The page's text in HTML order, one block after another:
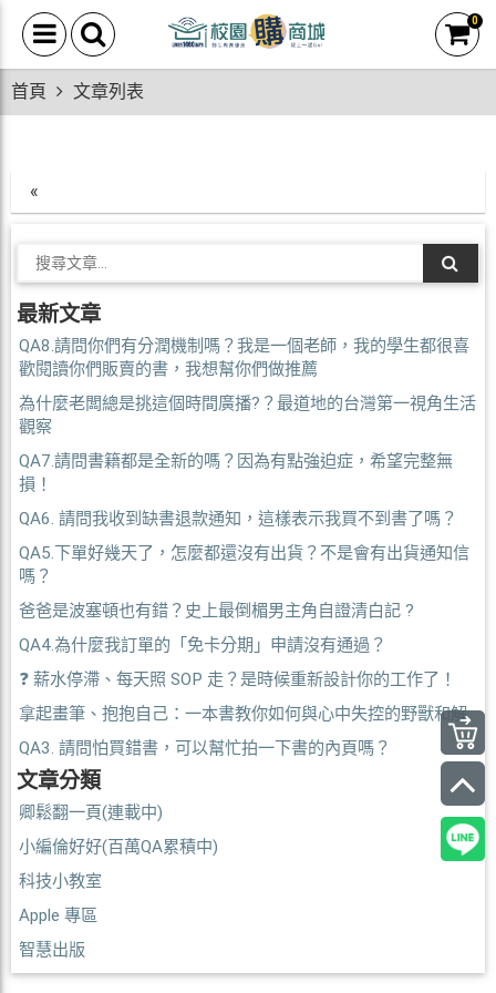
0
首頁 文章列表
«
最新文章
QA8.請問你們有分潤機制嗎？我是一個老師，我的學生都很喜
歡閱讀你們販賣的書，我想幫你們做推薦
為什麼老闆總是挑這個時間廣播?？最道地的台灣第一視角生活
觀察
QA7.請問書籍都是全新的嗎？因為有點強迫症，希望完整無
損！
QA6. 請問我收到缺書退款通知，這樣表示我買不到書了嗎？
QA5.下單好幾天了，怎麼都還沒有出貨？不是會有出貨通知信
嗎？
爸爸是波塞頓也有錯？史上最倒楣男主角自證清白記 ?
QA4.為什麼我訂單的「免卡分期」申請沒有通過？
❓ 薪水停滯、每天照 SOP 走？是時候重新設計你的工作了！
拿起畫筆、抱抱自己：一本書教你如何與心中失控的野獸和解
QA3. 請問怕買錯書，可以幫忙拍一下書的內頁嗎？
文章分類
卿鬆翻一頁(連載中)
小編倫好好(百萬QA累積中)
科技小教室
Apple 專區
智慧出版